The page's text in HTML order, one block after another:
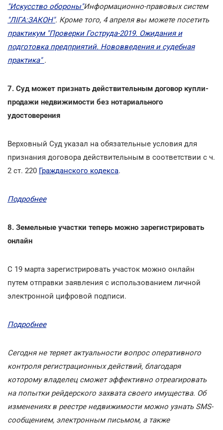
"Искусство обороны"Информационно-правовых систем
"ЛІГА:ЗАКОН". Кроме того, 4 апреля вы можете посетить
практикум "Проверки Гоструда-2019. Ожидания и
подготовка предприятий. Нововведения и судебная
практика".
7. Суд может признать действительным договор купли-
продажи недвижимости без нотариального
удостоверения
Верховный Суд указал на обязательные условия для
признания договора действительным в соответствии с ч.
2 ст. 220 Гражданского кодекса.
Подробнее
8. Земельные участки теперь можно зарегистрировать
онлайн
С 19 марта зарегистрировать участок можно онлайн
путем отправки заявления с использованием личной
электронной цифровой подписи.
Подробнее
Сегодня не теряет актуальности вопрос оперативного
контроля регистрационных действий, благодаря
которому владелец сможет эффективно отреагировать
на попытки рейдерского захвата своего имущества. Об
изменениях в реестре недвижимости можно узнать SMS-
сообщением, электронным письмом, а также